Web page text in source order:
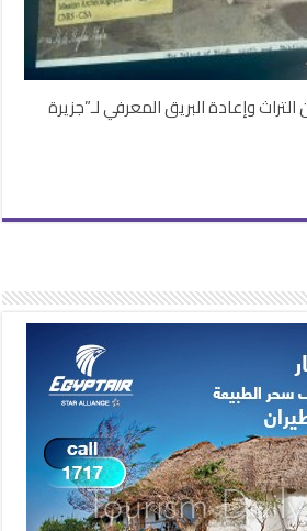
وإعادة البريق المعرفي لـ”جزيرة